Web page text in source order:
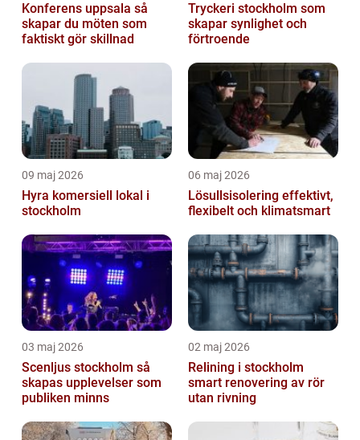
Konferens uppsala så
skapar du möten som
faktiskt gör skillnad
Tryckeri stockholm som
skapar synlighet och
förtroende
09 maj 2026
Hyra komersiell lokal i
stockholm
06 maj 2026
Lösullsisolering effektivt,
flexibelt och klimatsmart
03 maj 2026
Scenljus stockholm så
skapas upplevelser som
publiken minns
02 maj 2026
Relining i stockholm
smart renovering av rör
utan rivning